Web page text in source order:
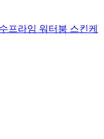
프라임 워터붐 스킨케